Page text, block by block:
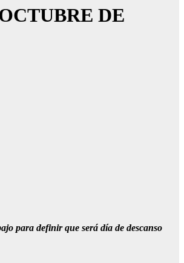
DE
para definir que será día de descanso